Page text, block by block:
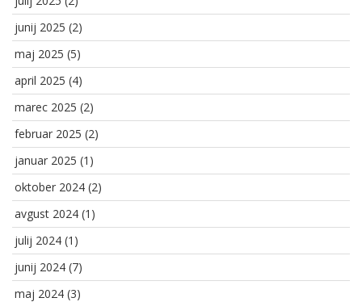
junij 2025 (2)
maj 2025 (5)
april 2025 (4)
marec 2025 (2)
februar 2025 (2)
januar 2025 (1)
oktober 2024 (2)
avgust 2024 (1)
julij 2024 (1)
junij 2024 (7)
maj 2024 (3)